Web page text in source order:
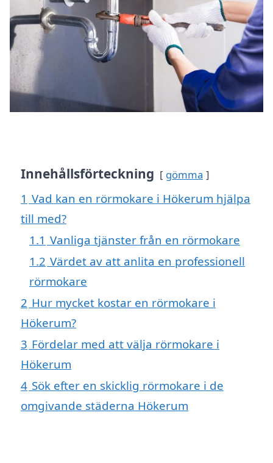
Innehållsförteckning gömma
1 Vad kan en rörmokare i Hökerum hjälpa
till med?
1.1 Vanliga tjänster från en rörmokare
1.2 Värdet av att anlita en professionell
rörmokare
2 Hur mycket kostar en rörmokare i
Hökerum?
3 Fördelar med att välja rörmokare i
Hökerum
4 Sök efter en skicklig rörmokare i de
omgivande städerna Hökerum